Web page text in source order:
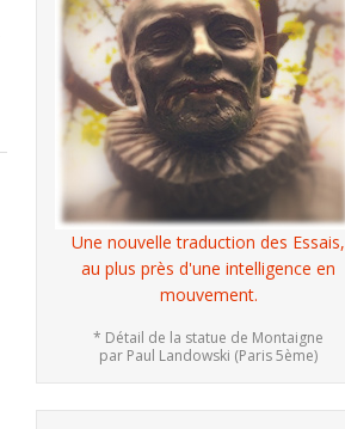
Une nouvelle traduction des Essais,
au plus près d'une intelligence en
mouvement.
* Détail de la statue de Montaigne
par Paul Landowski (Paris 5ème)